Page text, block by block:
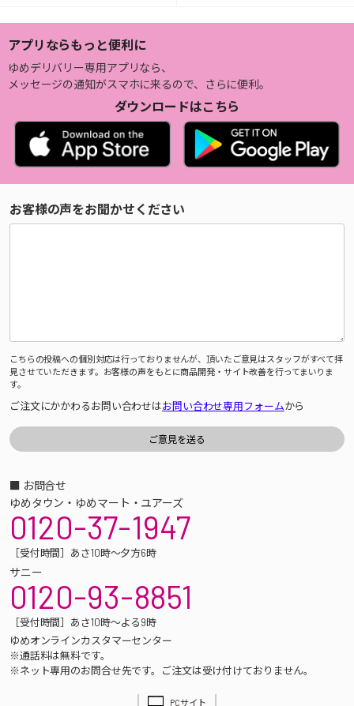
アプリならもっと便利に
ゆめデリバリー専用アプリなら、
メッセージの通知がスマホに来るので、さらに便利。
ダウンロードはこちら
お客様の声をお聞かせください
こちらの投稿への個別対応は行っておりませんが、頂いたご意見はスタッフがすべて拝
見させていただきます。お客様の声をもとに商品開発・サイト改善を行ってまいりま
す。
ご注文にかかわるお問い合わせはお問い合わせ専用フォームから
■ お問合せ
ゆめタウン・ゆめマート・ユアーズ
0120-37-1947
［受付時間］あさ10時～夕方6時
サニー
0120-93-8851
［受付時間］あさ10時～よる9時
ゆめオンラインカスタマーセンター
※通話料は無料です。
※ネット専用のお問合せ先です。ご注文は受け付けておりません。
PCサイト